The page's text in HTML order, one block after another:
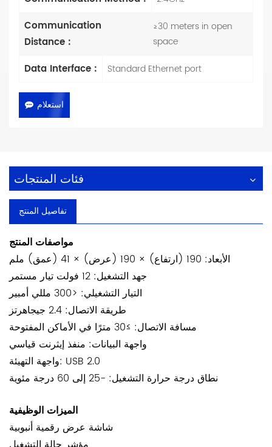
Communication
Distance :
≥30 meters in open
space
Data Interface : Standard Ethernet port
استعلام
فئات المنتجات
تفاصيل المنتج
مواصفات المنتج
الأبعاد: 190 (ارتفاع) × 190 (عرض) × 41 (عمق) ملم
جهد التشغيل: 12 فولت تيار مستمر
التيار التشغيلي: <300 مللي أمبير
طريقة الاتصال: 2.4 جيجاهرتز
مسافة الاتصال: ≥30 مترًا في الأماكن المفتوحة
واجهة البيانات: منفذ إيثرنت قياسي
واجهة التهيئة: USB 2.0
نطاق درجة حرارة التشغيل: -25 إلى 60 درجة مئوية
الميزات الوظيفية
شاشة عرض رقمية أنبوبية